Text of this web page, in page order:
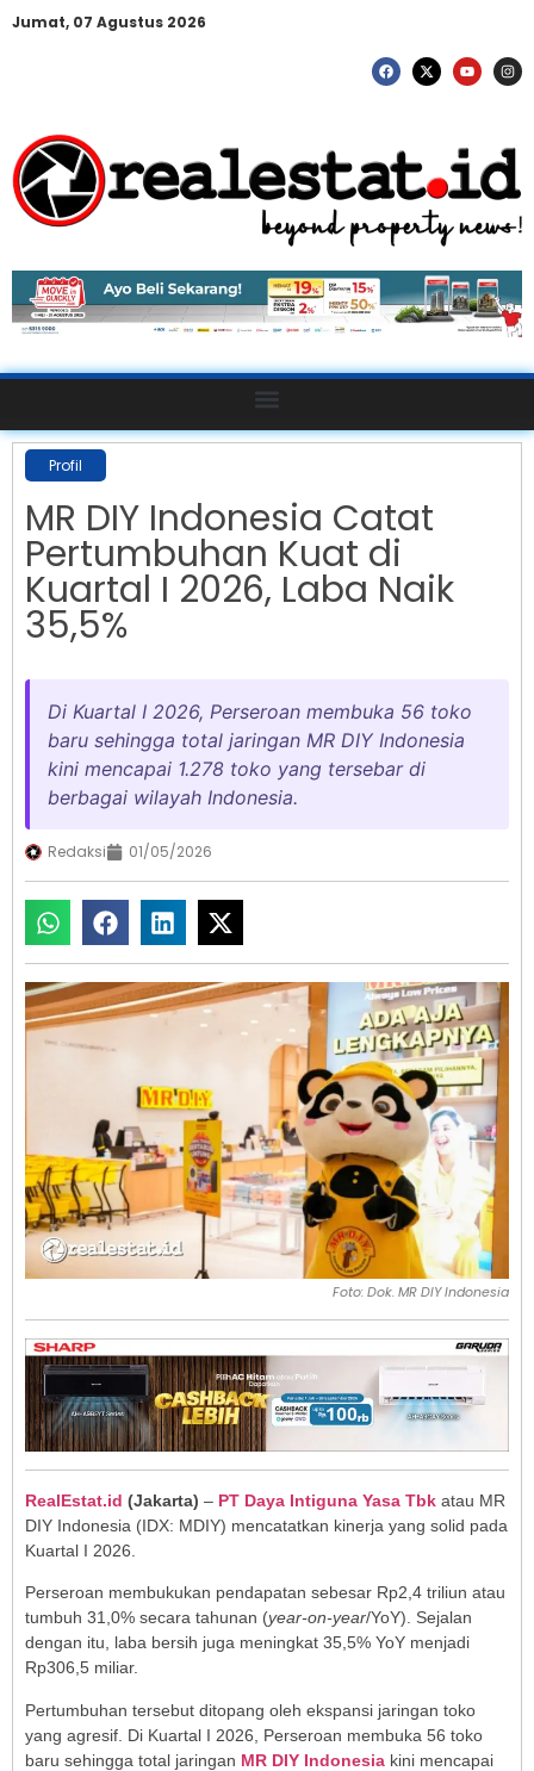
Jumat, 07 Agustus 2026
Profil
MR DIY Indonesia Catat
Pertumbuhan Kuat di
Kuartal I 2026, Laba Naik
35,5%
Di Kuartal I 2026, Perseroan membuka 56 toko
baru sehingga total jaringan MR DIY Indonesia
kini mencapai 1.278 toko yang tersebar di
berbagai wilayah Indonesia.
Redaksi 01/05/2026
Foto: Dok. MR DIY Indonesia
RealEstat.id (Jakarta) – PT Daya Intiguna Yasa Tbk atau MR
DIY Indonesia (IDX: MDIY) mencatatkan kinerja yang solid pada
Kuartal I 2026.
Perseroan membukukan pendapatan sebesar Rp2,4 triliun atau
tumbuh 31,0% secara tahunan (year-on-year/YoY). Sejalan
dengan itu, laba bersih juga meningkat 35,5% YoY menjadi
Rp306,5 miliar.
Pertumbuhan tersebut ditopang oleh ekspansi jaringan toko
yang agresif. Di Kuartal I 2026, Perseroan membuka 56 toko
baru sehingga total jaringan MR DIY Indonesia kini mencapai